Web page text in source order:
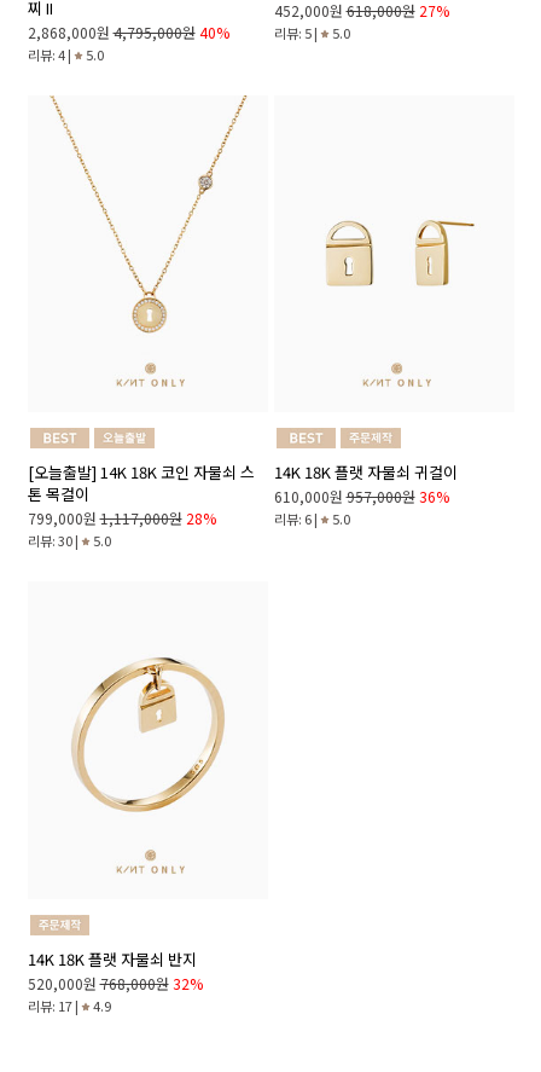
찌 II
2,868,000원 4,795,000원 40%
리뷰: 4 | 5.0
452,000원 618,000원 27%
리뷰: 5 | 5.0
[오늘출발] 14K 18K 코인 자물쇠 스
톤 목걸이
799,000원 1,117,000원 28%
리뷰: 30 | 5.0
14K 18K 플랫 자물쇠 귀걸이
610,000원 957,000원 36%
리뷰: 6 | 5.0
14K 18K 플랫 자물쇠 반지
520,000원 768,000원 32%
리뷰: 17 | 4.9